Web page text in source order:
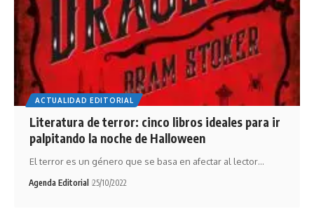
ACTUALIDAD EDITORIAL
Literatura de terror: cinco libros ideales para ir
palpitando la noche de Halloween
El terror es un género que se basa en afectar al lector…
Agenda Editorial 25/10/2022